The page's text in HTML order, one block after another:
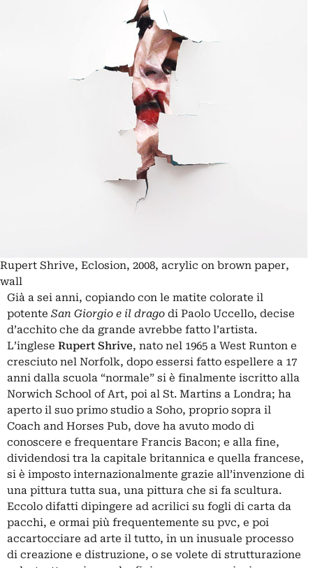
Rupert Shrive, Eclosion, 2008, acrylic on brown paper,
wall
Già a sei anni, copiando con le matite colorate il
potente San Giorgio e il drago di Paolo Uccello, decise
d’acchito che da grande avrebbe fatto l’artista.
L’inglese Rupert Shrive, nato nel 1965 a West Runton e
cresciuto nel Norfolk, dopo essersi fatto espellere a 17
anni dalla scuola “normale” si è finalmente iscritto alla
Norwich School of Art, poi al St. Martins a Londra; ha
aperto il suo primo studio a Soho, proprio sopra il
Coach and Horses Pub, dove ha avuto modo di
conoscere e frequentare Francis Bacon; e alla fine,
dividendosi tra la capitale britannica e quella francese,
si è imposto internazionalmente grazie all’invenzione di
una pittura tutta sua, una pittura che si fa scultura.
Eccolo difatti dipingere ad acrilici su fogli di carta da
pacchi, e ormai più frequentemente su pvc, e poi
accartocciare ad arte il tutto, in un inusuale processo
di creazione e distruzione, o se volete di strutturazione